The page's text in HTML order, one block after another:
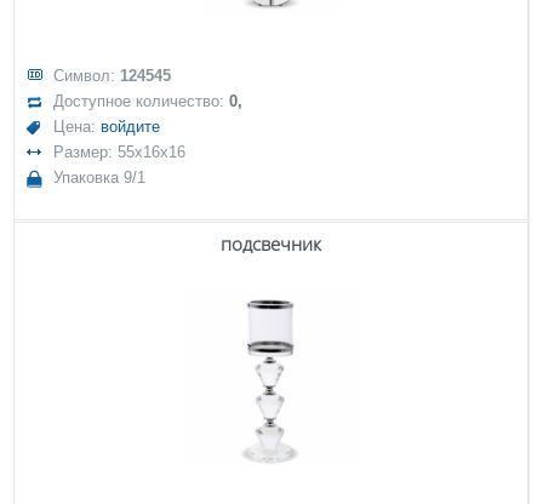
Символ: 124545
Доступное количество:0,
Цена: войдите
Размер: 55x16x16
Упаковка 9/1
подсвечник